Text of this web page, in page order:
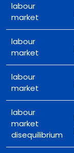
labour
market
labour
market
labour
market
labour
market
disequilibrium